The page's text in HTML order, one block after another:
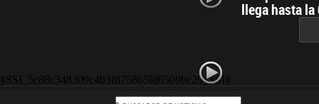
llega hasta la
§SSI_5c88c348309c4b3f875865fd6509bc29_SSI§